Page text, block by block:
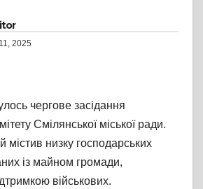
2025
чергове засідання
Смілянської міської ради.
містив низку господарських
із майном громади,
військових.